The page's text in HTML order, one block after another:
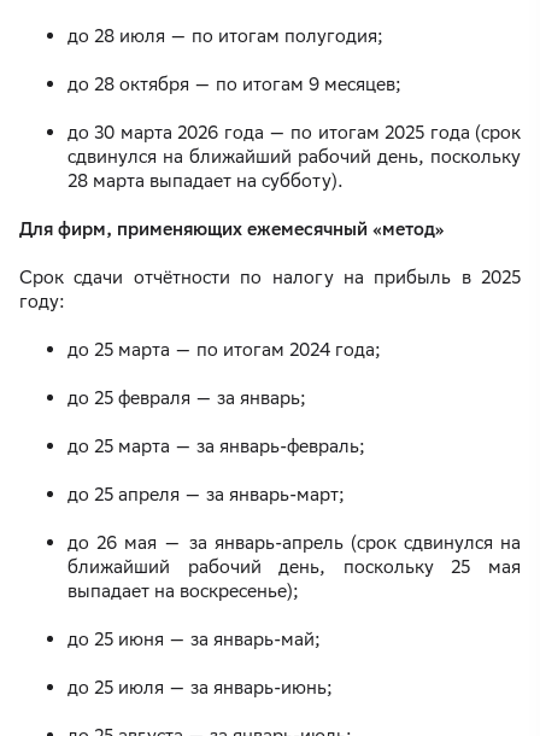
до 28 июля — по итогам полугодия;
до 28 октября — по итогам 9 месяцев;
до 30 марта 2026 года — по итогам 2025 года (срок
сдвинулся на ближайший рабочий день, поскольку
28 марта выпадает на субботу).
Для фирм, применяющих ежемесячный «метод»
Срок сдачи отчётности по налогу на прибыль в 2025
году:
до 25 марта — по итогам 2024 года;
до 25 февраля — за январь;
до 25 марта — за январь-февраль;
до 25 апреля — за январь-март;
до 26 мая — за январь-апрель (срок сдвинулся на
ближайший рабочий день, поскольку 25 мая
выпадает на воскресенье);
до 25 июня — за январь-май;
до 25 июля — за январь-июнь;